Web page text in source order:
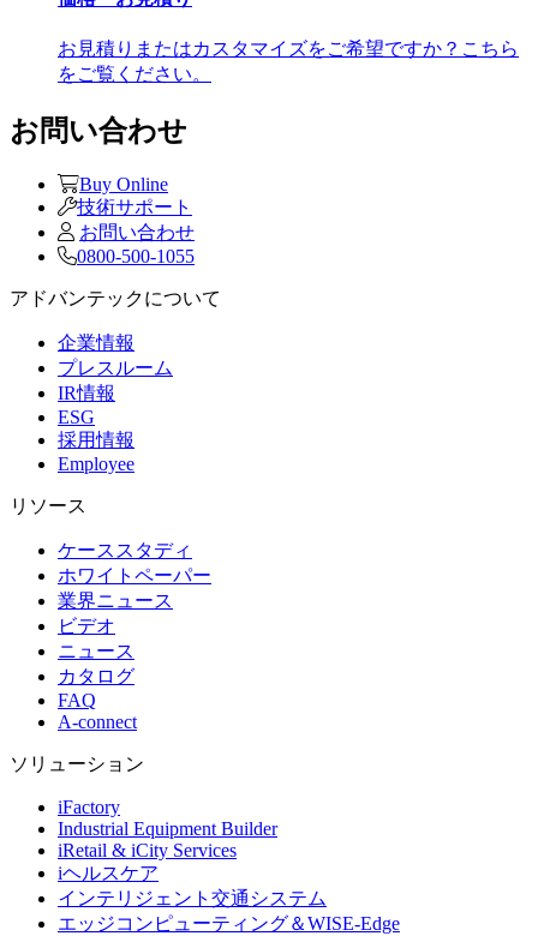
お見積りまたはカスタマイズをご希望ですか？こちら
をご覧ください。
お問い合わせ
Buy Online
技術サポート
お問い合わせ
0800-500-1055
アドバンテックについて
企業情報
プレスルーム
IR情報
ESG
採用情報
Employee
リソース
ケーススタディ
ホワイトペーパー
業界ニュース
ビデオ
ニュース
カタログ
FAQ
A-connect
ソリューション
iFactory
Industrial Equipment Builder
iRetail & iCity Services
iヘルスケア
インテリジェント交通システム
エッジコンピューティング＆WISE-Edge